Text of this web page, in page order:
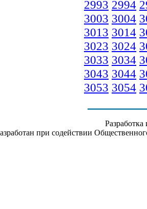
2993 2994
3003 3004
3013 3014
3023 3024
3033 3034
3043 3044
3053 3054
при содействии